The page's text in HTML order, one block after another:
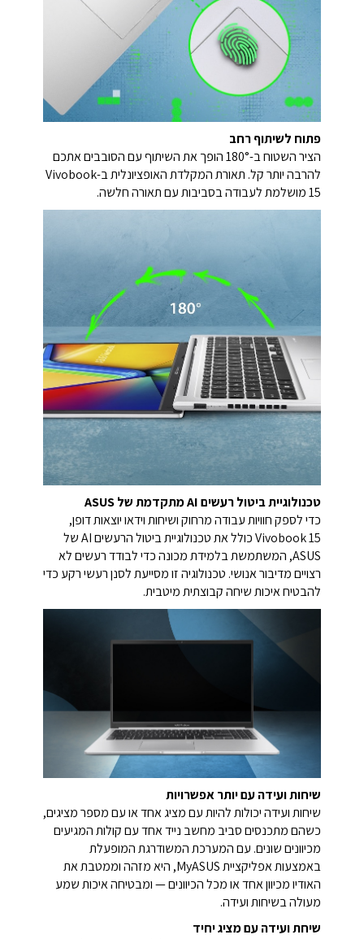
פתוח לשיתוף רחב
הציר השטוח ב-180° הופך את השיתוף עם הסובבים אתכם
להרבה יותר קל. תאורת המקלדת האופציונלית ב-Vivobook
15 מושלמת לעבודה בסביבות עם תאורה חלשה.
טכנולוגיית ביטול רעשים AI מתקדמת של ASUS
כדי לספק חוויות עבודה מרחוק ושיחות וידאו יוצאות דופן,
Vivobook 15 כולל את טכנולוגיית ביטול הרעשים AI של
ASUS, המשתמשת בלמידת מכונה כדי לבודד רעשים לא
רצויים מדיבור אנושי. טכנולוגיה זו מסייעת לסנן רעשי רקע כדי
להבטיח איכות שיחה קבוצתית מיטבית.
שיחות ועידה עם יותר אפשרויות
שיחות ועידה יכולות להיות עם מציג אחד או עם מספר מציגים,
כשהם מתכנסים סביב מחשב נייד אחד עם קולות המגיעים
מכיוונים שונים. עם המערכת המשודרגת המופעלת
באמצעות אפליקציית MyASUS, היא מזהה וממטבת את
האודיו מכיוון אחד או מכל הכיוונים — ומבטיחה איכות שמע
מעולה בשיחות ועידה.
שיחת ועידה עם מציג יחיד